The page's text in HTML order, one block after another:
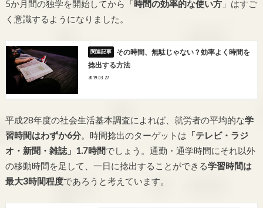
5か月間の独学を開始してから「時間の効率的な使い方」はすご
く意識するようになりました。
その時間、無駄じゃない？効率よく時間を
捻出する方法
2019.03.27
平成28年度の社会生活基本調査によれば、就労者の平均的な学
習時間はわずか6分。時間捻出のターゲットは 「テレビ・ラジ
オ・新聞・雑誌」1.7時間でしょう。通勤・通学時間にそれ以外
の移動時間を足して、一日に捻出することができる学習時間は
最大3時間程度であろうと考えています。